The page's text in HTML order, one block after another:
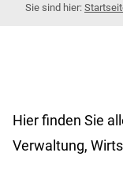
Hier finden Sie
Verwaltung,